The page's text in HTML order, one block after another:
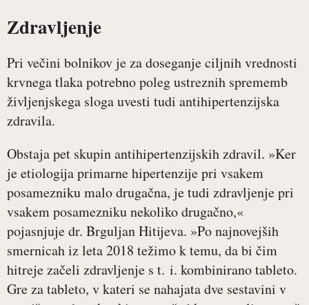
Zdravljenje
Pri večini bolnikov je za doseganje ciljnih vrednosti
krvnega tlaka potrebno poleg ustreznih sprememb
življenjskega sloga uvesti tudi antihipertenzijska
zdravila.
Obstaja pet skupin antihipertenzijskih zdravil. »Ker
je etiologija primarne hipertenzije pri vsakem
posamezniku malo drugačna, je tudi zdravljenje pri
vsakem posamezniku nekoliko drugačno,«
pojasnjuje dr. Brguljan Hitijeva. »Po najnovejših
smernicah iz leta 2018 težimo k temu, da bi čim
hitreje začeli zdravljenje s t. i. kombinirano tableto.
Gre za tableto, v kateri se nahajata dve sestavini v